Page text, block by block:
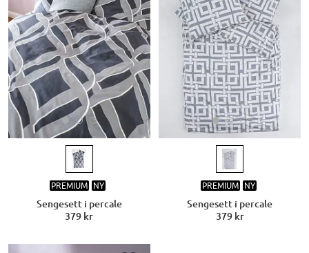
PREMIUM NY
Sengesett i percale
379 kr
PREMIUM NY
Sengesett i percale
379 kr